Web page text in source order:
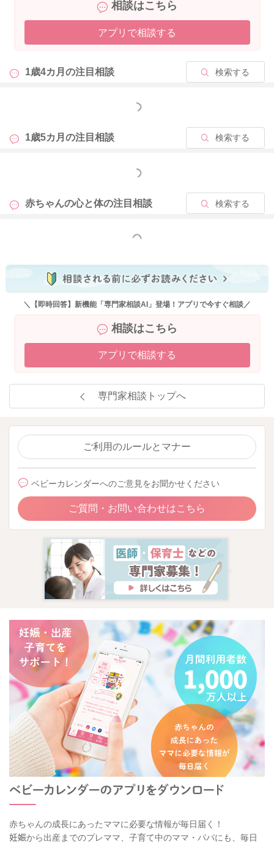
相談はこちら
アプリで相談する
1歳4カ月の注目相談 検索する
もっと見る
1歳5カ月の注目相談 検索する
もっと見る
赤ちゃんの心と体の注目相談 検索する
もっと見る
＼【即時回答】新機能「専門家相談AI」登場！アプリで今すぐ相談／
相談はこちら
アプリで相談する
専門家相談トップへ
ご利用のルールとマナー
ベビーカレンダーへのご意見をお聞かせください
ご質問・お問い合わせはこちら
赤ちゃんの成長にあったママに必要な情報が毎日届く！
妊娠から出産までのプレママ、子育て中のママ・パパにも、毎日